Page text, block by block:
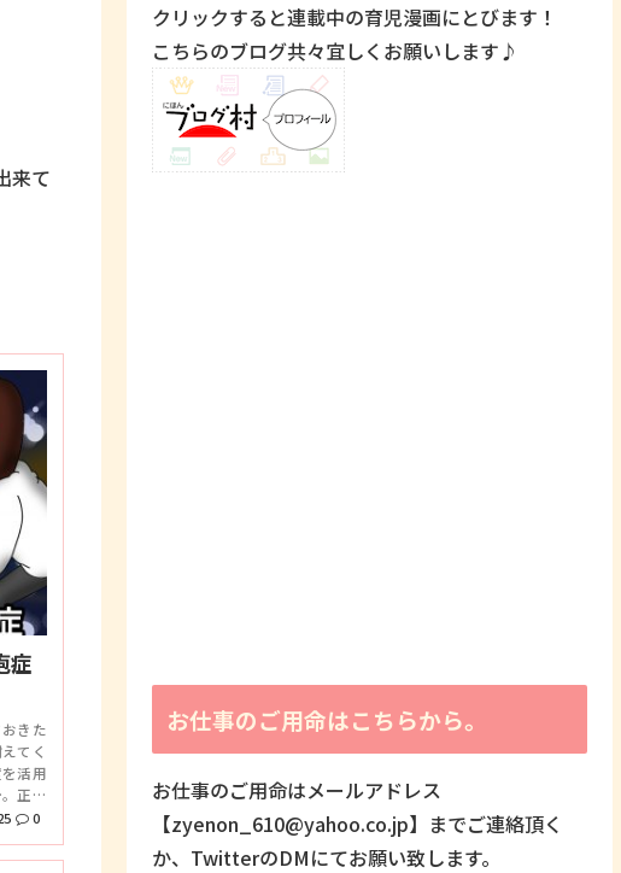
来て
症
きた
てく
活用
正直
0
クリックすると連載中の育児漫画にとびます！
こちらのブログ共々宜しくお願いします♪
お仕事のご用命はこちらから。
お仕事のご用命はメールアドレス
【zyenon_610@yahoo.co.jp】までご連絡頂く
か、TwitterのDMにてお願い致します。